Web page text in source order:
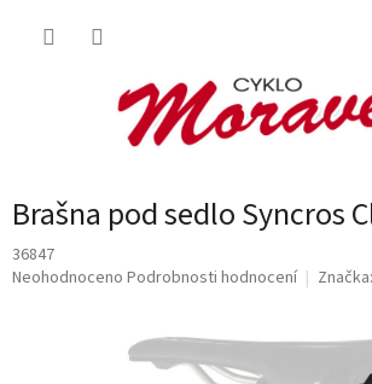
Brašna pod sedlo Syncros
36847
Průměrné
Neohodnoceno Podrobnosti hodnocení Značka: